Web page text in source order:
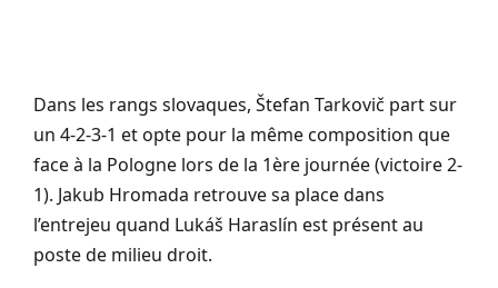
Dans les rangs slovaques, Štefan Tarkovič part sur
un 4-2-3-1 et opte pour la même composition que
face à la Pologne lors de la 1ère journée (victoire 2-
1). Jakub Hromada retrouve sa place dans
l’entrejeu quand Lukáš Haraslín est présent au
poste de milieu droit.